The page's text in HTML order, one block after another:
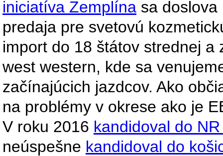
iniciatíva Zemplína sa doslova
predaja pre svetovú
import do 18 štátov strednej a
west western, kde sa
začínajúcich jazdcov. Ako
na problémy v okrese ako je
V roku 2016 kandidoval do
neúspešne kandidoval do